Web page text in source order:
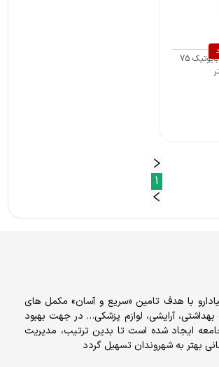
کرم رفع ترک پا ژنوبایوتیک 75
1
با هدف تامين «سریع و آسان» مكمل هاى
آرايشى، لوازم پزشکی… در جهت بهبود
ایجاد شده است تا بدین ترتیب، مدیریت
بهتر به شهروندان تسهیل گردد